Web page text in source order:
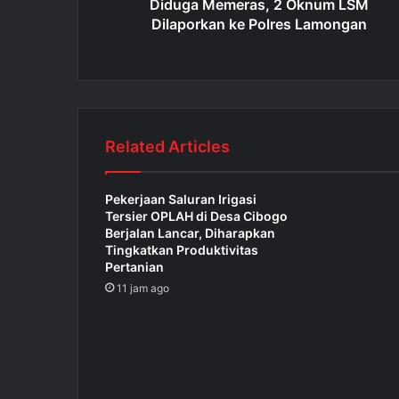
Diduga Memeras, 2 Oknum LSM
Dilaporkan ke Polres Lamongan
Related Articles
Pekerjaan Saluran Irigasi
Tersier OPLAH di Desa Cibogo
Berjalan Lancar, Diharapkan
Tingkatkan Produktivitas
Pertanian
11 jam ago